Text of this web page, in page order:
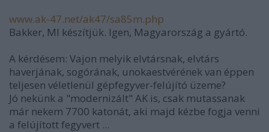
www.ak-47.net/ak47/sa85m.php
Bakker, MI készítjük. Igen, Magyarország a gyártó.
A kérdésem: Vajon melyik elvtársnak, elvtárs
haverjának, sogórának, unokaestvérének van éppen
teljesen véletlenül gépfegyver-felújító üzeme?
Jó nekünk a "modernizált" AK is, csak mutassanak
már nekem 7700 katonát, aki majd kézbe fogja venni
a felújított fegyvert ...